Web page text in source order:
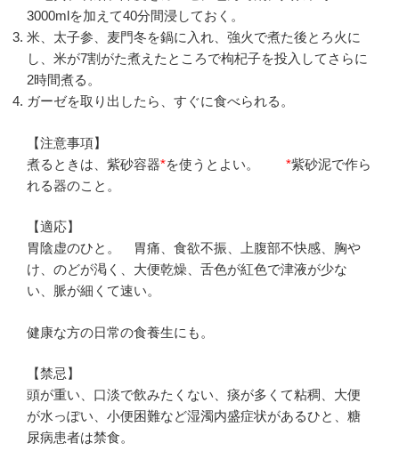
3000mlを加えて40分間浸しておく。
米、太子参、麦門冬を鍋に入れ、強火で煮た後とろ火に
し、米が7割がた煮えたところで枸杞子を投入してさらに
2時間煮る。
ガーゼを取り出したら、すぐに食べられる。
【注意事項】
煮るときは、紫砂容器*を使うとよい。 *紫砂泥で作ら
れる器のこと。
【適応】
胃陰虚のひと。 胃痛、食欲不振、上腹部不快感、胸や
け、のどが渇く、大便乾燥、舌色が紅色で津液が少な
い、脈が細くて速い。
健康な方の日常の食養生にも。
【禁忌】
頭が重い、口淡で飲みたくない、痰が多くて粘稠、大便
が水っぽい、小便困難など湿濁内盛症状があるひと、糖
尿病患者は禁食。